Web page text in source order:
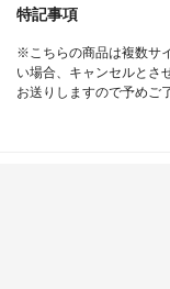
特記事項
※こちらの商品は複数サ
い場合、キャンセルとさ
お送りしますので予めご